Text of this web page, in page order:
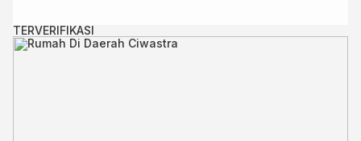
TERVERIFIKASI